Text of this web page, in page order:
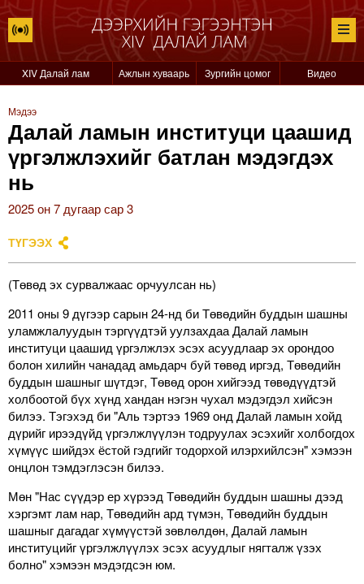
XIV Далай лам Ажлын хуваарь Зургийн цомог Видео
Мэдээ
Далай ламын институци цаашид
үргэлжлэхийг батлан мэдэгдэх
нь
2025 он 7 дугаар сар 3
ТҮГЭЭХ
(Төвөд эх сурвалжаас орчуулсан нь)
2011 оны 9 дүгээр сарын 24-нд би Төвөдийн буддын шашны
уламжлалуудын тэргүүдтэй уулзахдаа Далай ламын
институци цаашид үргэлжлэх эсэх асуудлаар эх орондоо
болон хилийн чанадад амьдарч буй төвөд иргэд, Төвөдийн
буддын шашныг шүтдэг, Төвөд орон хийгээд төвөдүүдтэй
холбоотой бүх хүнд хандан нэгэн чухал мэдэгдэл хийсэн
билээ. Тэгэхэд би "Аль тэртээ 1969 онд Далай ламын хойд
дүрийг ирээдүйд үргэлжлүүлэн тодруулах эсэхийг холбогдох
хүмүүс шийдэх ёстой гэдгийг тодорхой илэрхийлсэн" хэмээн
онцлон тэмдэглэсэн билээ.
Мөн "Нас сүүдэр ер хүрээд Төвөдийн буддын шашны дээд
хэргэмт лам нар, Төвөдийн ард түмэн, Төвөдийн буддын
шашныг дагадаг хүмүүстэй зөвлөлдөн, Далай ламын
институцийг үргэлжлүүлэх эсэх асуудлыг нягталж үзэх
болно" хэмээн мэдэгдсэн юм.